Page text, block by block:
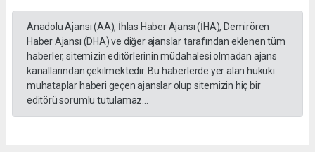
Anadolu Ajansı (AA), İhlas Haber Ajansı (İHA), Demirören
Haber Ajansı (DHA) ve diğer ajanslar tarafından eklenen tüm
haberler, sitemizin editörlerinin müdahalesi olmadan ajans
kanallarından çekilmektedir. Bu haberlerde yer alan hukuki
muhataplar haberi geçen ajanslar olup sitemizin hiç bir
editörü sorumlu tutulamaz...